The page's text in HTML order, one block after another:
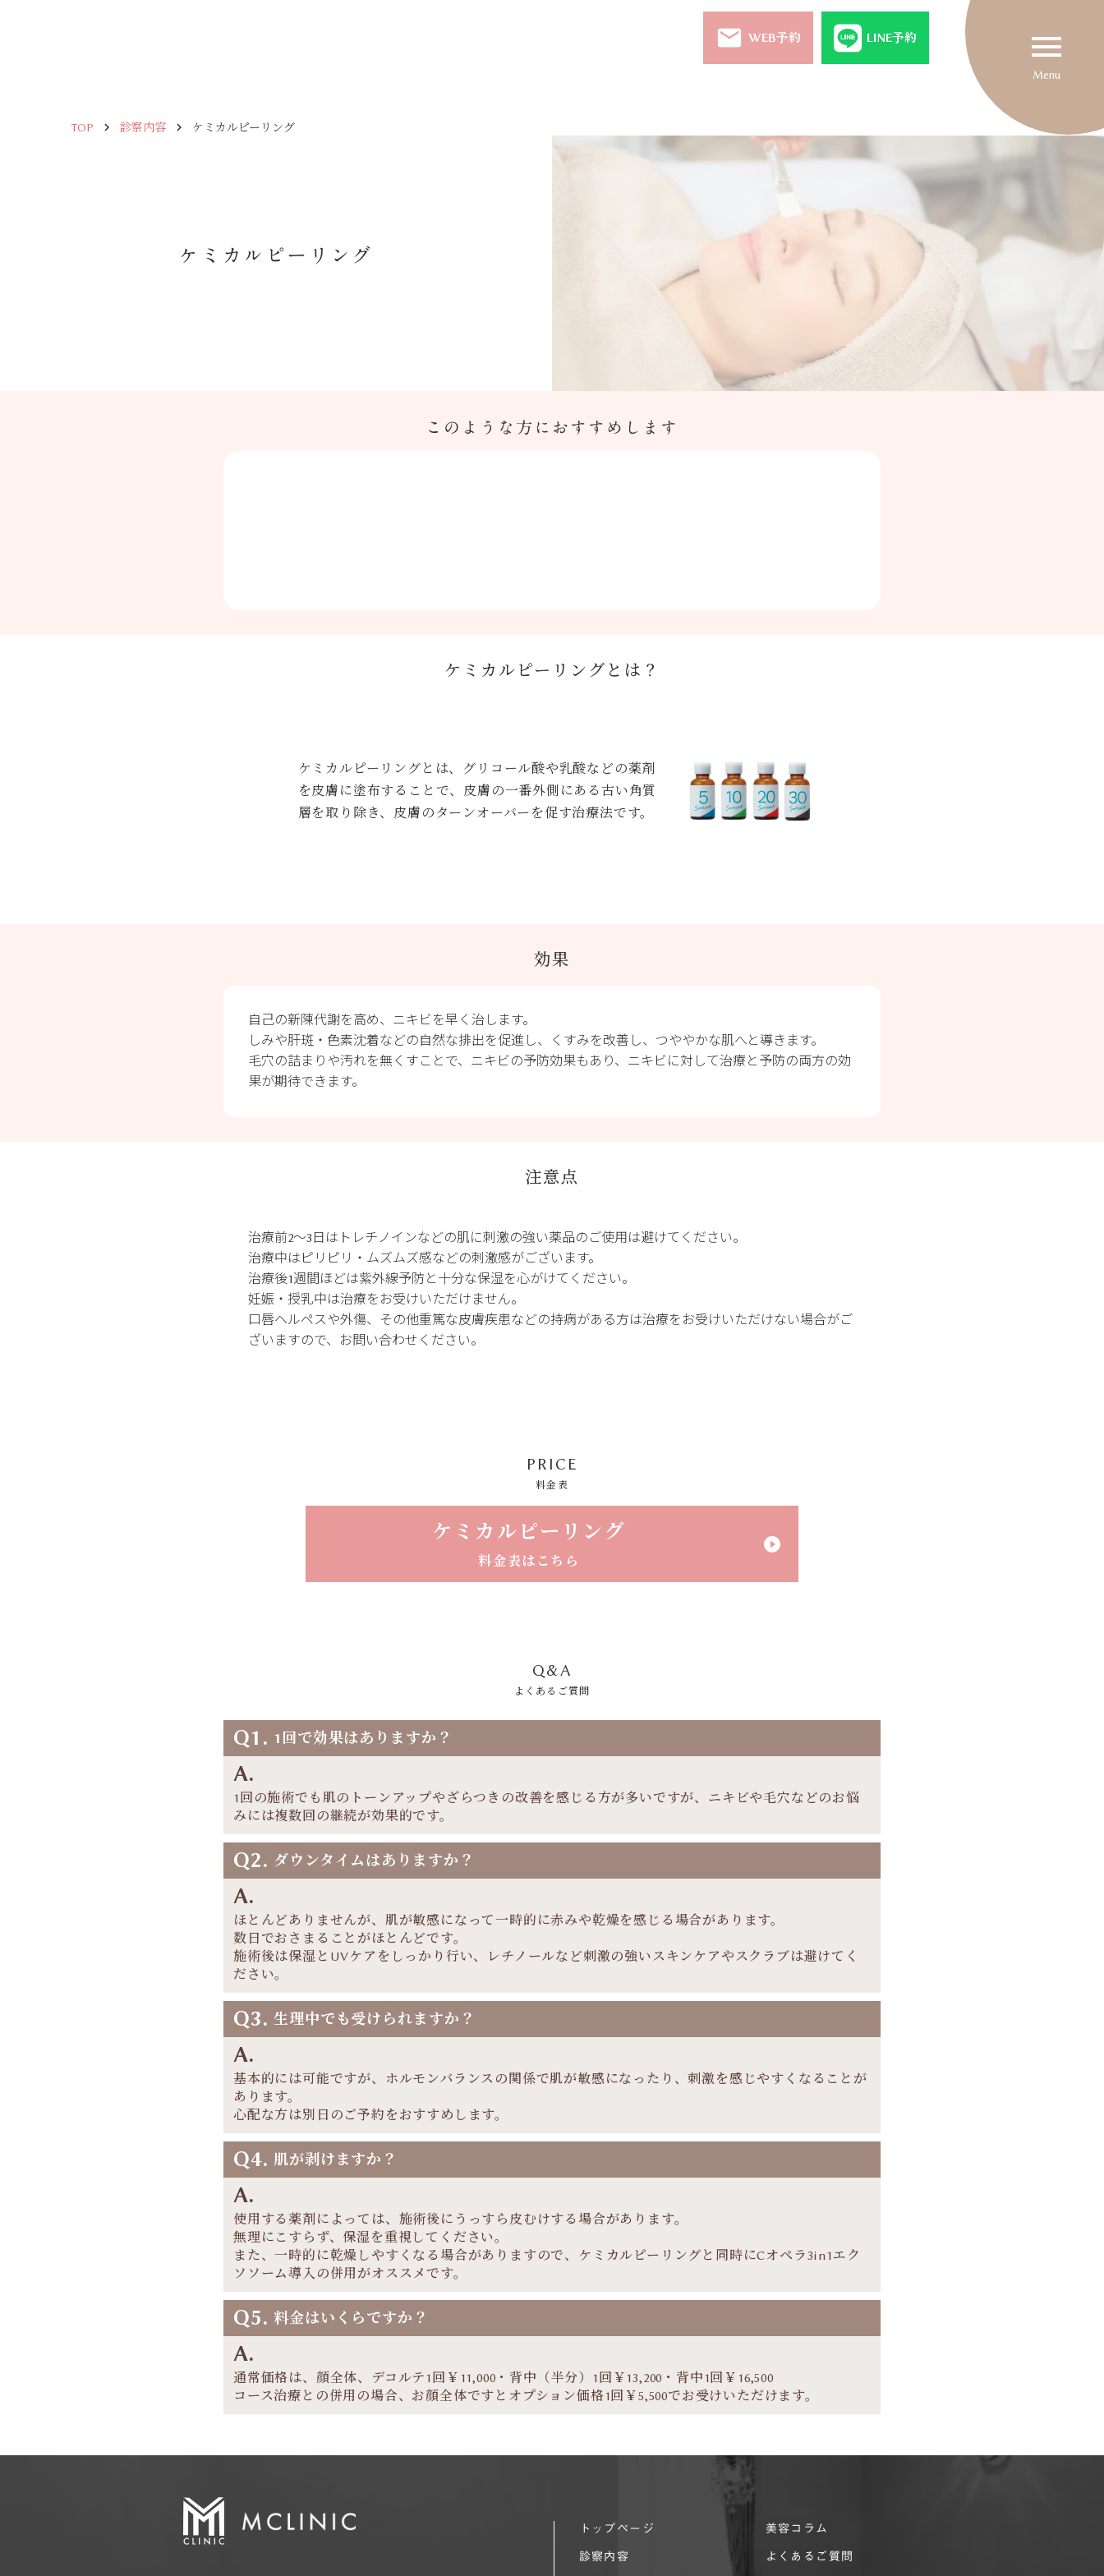
email WEB予約 LINE予約 menu
Menu
TOP keyboard_arrow_right 診察内容 keyboard_arrow_right ケミカルピーリング
ケミカルピーリング
このような方におすすめします
ケミカルピーリングとは？
ケミカルピーリングとは、グリコール酸や乳酸などの薬剤
を皮膚に塗布することで、皮膚の一番外側にある古い角質
層を取り除き、皮膚のターンオーバーを促す治療法です。
効果
自己の新陳代謝を高め、ニキビを早く治します。
しみや肝斑・色素沈着などの自然な排出を促進し、くすみを改善し、つややかな肌へと導きます。
毛穴の詰まりや汚れを無くすことで、ニキビの予防効果もあり、ニキビに対して治療と予防の両方の効
果が期待できます。
注意点
治療前2～3日はトレチノインなどの肌に刺激の強い薬品のご使用は避けてください。
治療中はピリピリ・ムズムズ感などの刺激感がございます。
治療後1週間ほどは紫外線予防と十分な保湿を心がけてください。
妊娠・授乳中は治療をお受けいただけません。
口唇ヘルペスや外傷、その他重篤な皮膚疾患などの持病がある方は治療をお受けいただけない場合がご
ざいますので、お問い合わせください。
PRICE
料金表
ケミカルピーリング
料金表はこちら
play_circle_filled
Q&A
よくあるご質問
Q1. 1回で効果はありますか？
A.
1回の施術でも肌のトーンアップやざらつきの改善を感じる方が多いですが、ニキビや毛穴などのお悩
みには複数回の継続が効果的です。
Q2. ダウンタイムはありますか？
A.
ほとんどありませんが、肌が敏感になって一時的に赤みや乾燥を感じる場合があります。
数日でおさまることがほとんどです。
施術後は保湿とUVケアをしっかり行い、レチノールなど刺激の強いスキンケアやスクラブは避けてく
ださい。
Q3. 生理中でも受けられますか？
A.
基本的には可能ですが、ホルモンバランスの関係で肌が敏感になったり、刺激を感じやすくなることが
あります。
心配な方は別日のご予約をおすすめします。
Q4. 肌が剥けますか？
A.
使用する薬剤によっては、施術後にうっすら皮むけする場合があります。
無理にこすらず、保湿を重視してください。
また、一時的に乾燥しやすくなる場合がありますので、ケミカルピーリングと同時にCオペラ3in1エク
ソソーム導入の併用がオススメです。
Q5. 料金はいくらですか？
A.
通常価格は、顔全体、デコルテ1回￥11,000・背中（半分）1回￥13,200・背中1回￥16,500
コース治療との併用の場合、お顔全体ですとオプション価格1回￥5,500でお受けいただけます。
トップページ
診察内容
美容コラム
よくあるご質問